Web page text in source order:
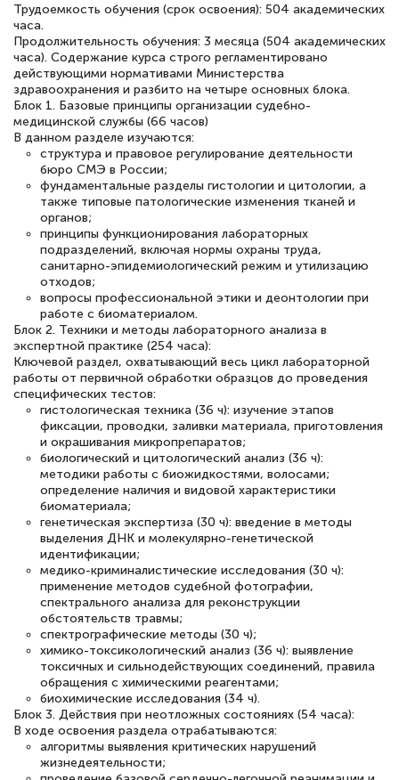
Светлана К
Знаток города 7 уровня
10 марта 2026
Оставила заявку на обучение онлайн, мне
быстро ответили, разъяснили все детали.
Обучение понравилось: огромное
количество тематической литературы,
пособий и учебников доступно на время
прохождения курса, удобная система
аттестации, проблем не возникло ни на
каком этапе…
Трудоемкость обучения (срок освоения): 504 академических
часа.
Продолжительность обучения: 3 месяца (504 академических
часа). Содержание курса строго регламентировано
действующими нормативами Министерства
здравоохранения и разбито на четыре основных блока.
Блок 1. Базовые принципы организации судебно-
медицинской службы (66 часов)
В данном разделе изучаются:
структура и правовое регулирование деятельности
бюро СМЭ в России;
фундаментальные разделы гистологии и цитологии, а
также типовые патологические изменения тканей и
органов;
принципы функционирования лабораторных
подразделений, включая нормы охраны труда,
санитарно-эпидемиологический режим и утилизацию
отходов;
вопросы профессиональной этики и деонтологии при
работе с биоматериалом.
Блок 2. Техники и методы лабораторного анализа в
экспертной практике (254 часа):
Ключевой раздел, охватывающий весь цикл лабораторной
работы от первичной обработки образцов до проведения
специфических тестов:
гистологическая техника (36 ч): изучение этапов
фиксации, проводки, заливки материала, приготовления
и окрашивания микропрепаратов;
биологический и цитологический анализ (36 ч):
методики работы с биожидкостями, волосами;
определение наличия и видовой характеристики
биоматериала;
генетическая экспертиза (30 ч): введение в методы
выделения ДНК и молекулярно-генетической
идентификации;
медико-криминалистические исследования (30 ч):
применение методов судебной фотографии,
спектрального анализа для реконструкции
обстоятельств травмы;
спектрографические методы (30 ч);
химико-токсикологический анализ (36 ч): выявление
токсичных и сильнодействующих соединений, правила
обращения с химическими реагентами;
биохимические исследования (34 ч).
Блок 3. Действия при неотложных состояниях (54 часа):
В ходе освоения раздела отрабатываются:
алгоритмы выявления критических нарушений
жизнедеятельности;